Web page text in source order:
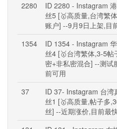
2280
ID 2280 - Instagram
丝5 [🥇高质量,台湾繁
账户] --9月9日上架,目
1354
ID 1354 - Instagram
丝4 [🥇台湾繁体,3-5帖
密+非私密混合] --测试
前可用
37
ID 37- Instagram 台湾
丝1 [🥇高质量,帖子多
丝] --近期涨价,目前最